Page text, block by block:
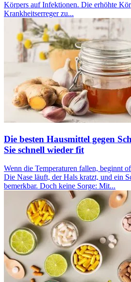
Körpers auf Infektionen. Die erhöhte
Krankheitserreger zu...
Die besten Hausmittel gegen
Sie schnell wieder fit
Wenn die Temperaturen fallen, beginnt
Die Nase läuft, der Hals kratzt, und ein
bemerkbar. Doch keine Sorge: Mit...